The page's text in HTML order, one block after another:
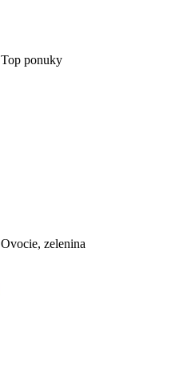
Top ponuky
Ovocie, zelenina